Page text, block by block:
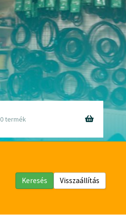
0 termék
Keresés Visszaállítás